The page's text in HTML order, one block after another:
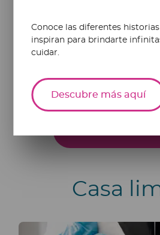
Casa
Conoce las diferentes
inspiran para brindarte
cuidar.
Descubre más aquí